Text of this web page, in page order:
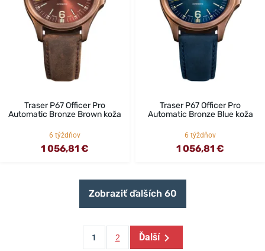
Traser P67 Officer Pro
Automatic Bronze Brown koža
6 týždňov
1 056,81 €
Traser P67 Officer Pro
Automatic Bronze Blue koža
6 týždňov
1 056,81 €
Zobraziť ďalších 60
1 2 Ďalší